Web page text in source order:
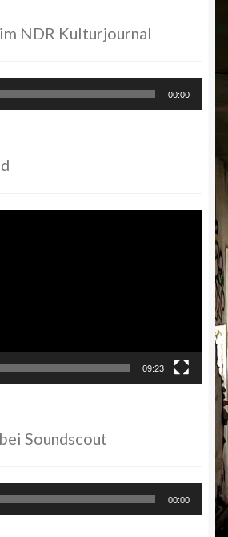
NDR Kulturjournal
00:00
09:23
Soundscout
00:00